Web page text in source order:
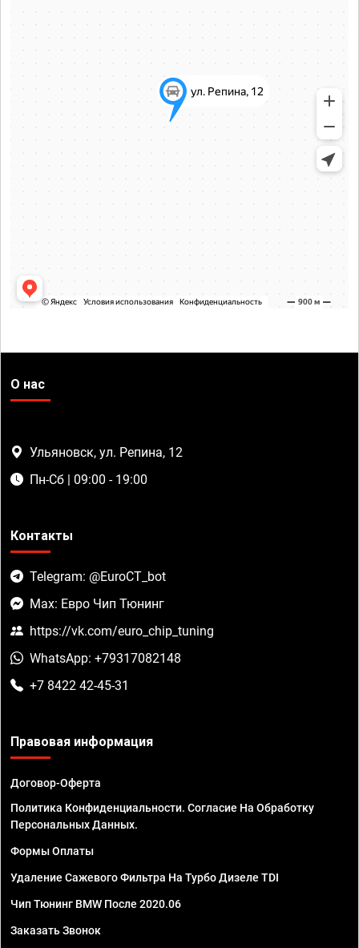
О нас
Ульяновск, ул. Репина, 12
Пн-Сб | 09:00 - 19:00
Контакты
Telegram: @EuroCT_bot
Max: Евро Чип Тюнинг
https://vk.com/euro_chip_tuning
WhatsApp: +79317082148
+7 8422 42-45-31
Правовая информация
Договор-Оферта
Политика Конфиденциальности. Согласие На Обработку
Персональных Данных.
Формы Оплаты
Удаление Сажевого Фильтра На Турбо Дизеле TDI
Чип Тюнинг BMW После 2020.06
Заказать Звонок